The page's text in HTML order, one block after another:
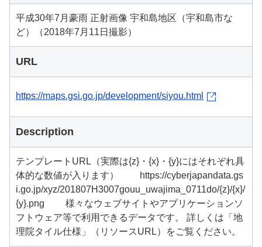
平成30年7月豪雨 正射画像 宇和島地区（宇和島市な
ど）（2018年7月11日撮影）
URL
https://maps.gsi.go.jp/development/siyou.html
Description
テンプレートURL（実際は{z}・{x}・{y}にはそれぞれ具
体的な数値が入ります） https://cyberjapandata.gs
i.go.jp/xyz/201807H3007gouu_uwajima_0711do/{z}/{x}/
{y}.png 様々なウェブサイトやアプリケーションソ
フトウェア等で利用できるデータです。 詳しくは「地
理院タイル仕様」（リソースURL）をご覧ください。